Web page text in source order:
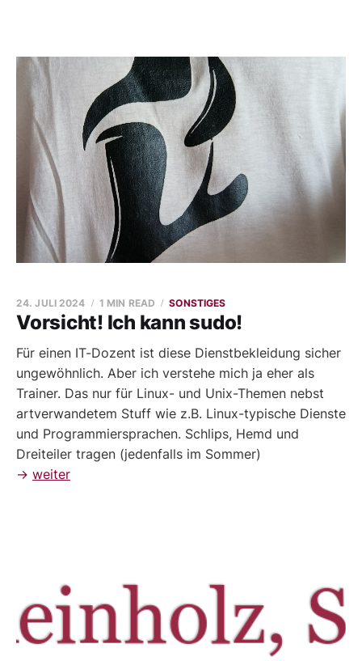
Vorsicht! Ich kann sudo!
24. JULI 2024 1 MIN READ SONSTIGES
Für einen IT-Dozent ist diese Dienstbekleidung sicher
ungewöhnlich. Aber ich verstehe mich ja eher als
Trainer. Das nur für Linux- und Unix-Themen nebst
artverwandetem Stuff wie z.B. Linux-typische Dienste
und Programmiersprachen. Schlips, Hemd und
Dreiteiler tragen (jedenfalls im Sommer)
→ weiter